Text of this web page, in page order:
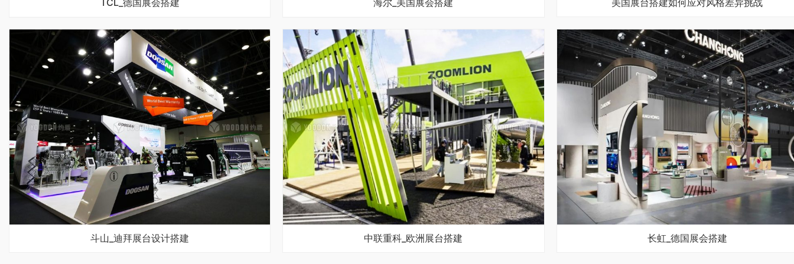
TCL_德国展会搭建 海尔_美国展会搭建 美国展台搭建如何应对风格差异挑战
斗山_迪拜展台设计搭建 中联重科_欧洲展台搭建 长虹_德国展会搭建